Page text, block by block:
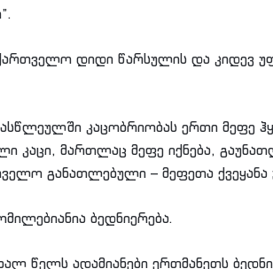
დიდი წარსულის და კიდევ
კაცობრიობას ერთი მეფე
კაცი, მართლაც მეფე იქნება,
განათლებული – მეფეთა ქვეყანა
ბედნიერება.
წელს ადამიანები ერთმანეთს